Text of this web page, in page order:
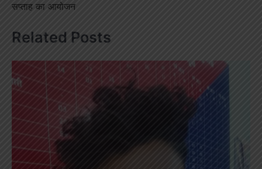
सप्ताह का आयोजन
Related Posts